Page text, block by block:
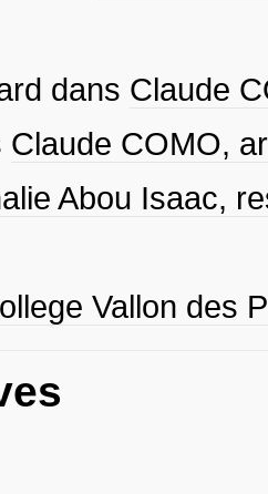
dans Claude
Claude COMO,
Abou Isaac,
Vallon des